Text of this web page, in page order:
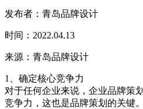
发布者：青岛品牌设计
时间：2022.04.13
来源：青岛品牌设计
1、确定核心竞争力
对于任何企业来说，企业品牌策
竞争力，这也是品牌策划的关键